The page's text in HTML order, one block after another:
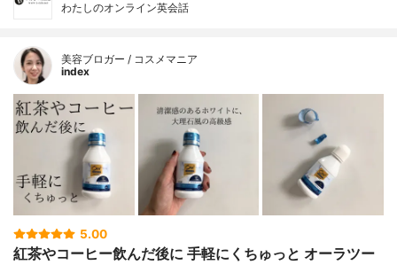
わたしのオンライン英会話
美容ブロガー / コスメマニア
index
5.00
紅茶やコーヒー飲んだ後に 手軽にくちゅっと オーラツー